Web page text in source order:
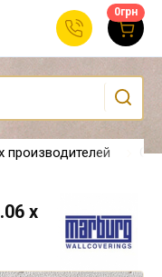
0грн
производителей
х